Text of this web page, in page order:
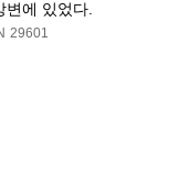
변에 있었다.
29601